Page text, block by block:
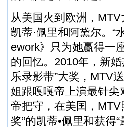
从美国火到欧洲，
凯蒂·佩里和阿黛尔。“
ework》只为她赢得一
的回忆。2010年，新
乐录影带”大奖，MTV
姐跟嘎嘎帝上演最针
帝把守，在美国，
奖”的凯蒂•佩里和获得